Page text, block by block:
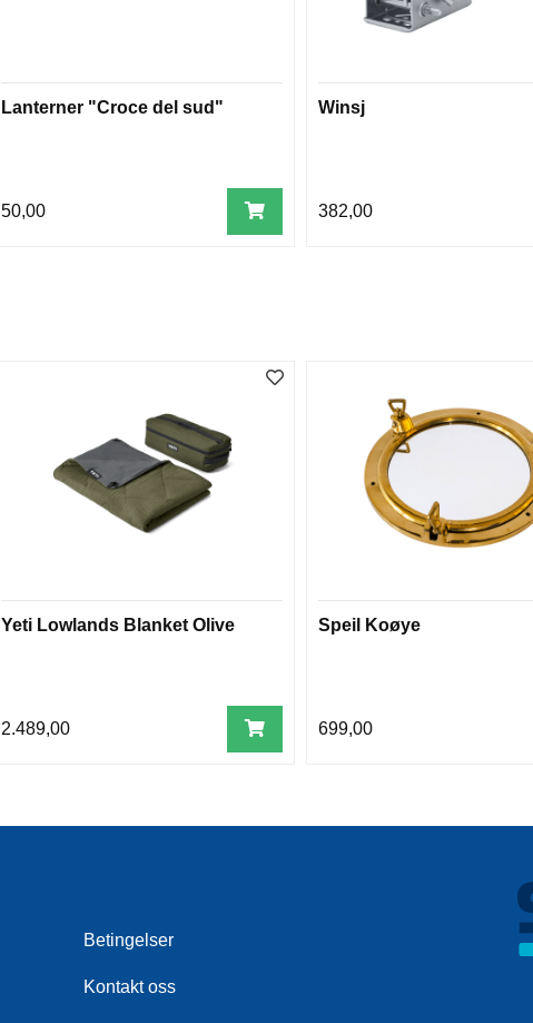
Lanterner "Croce del sud"
50,00
Winsj
382,00
Yeti Lowlands Blanket Olive
2.489,00
Speil Koøye
699,00
Betingelser
Kontakt oss